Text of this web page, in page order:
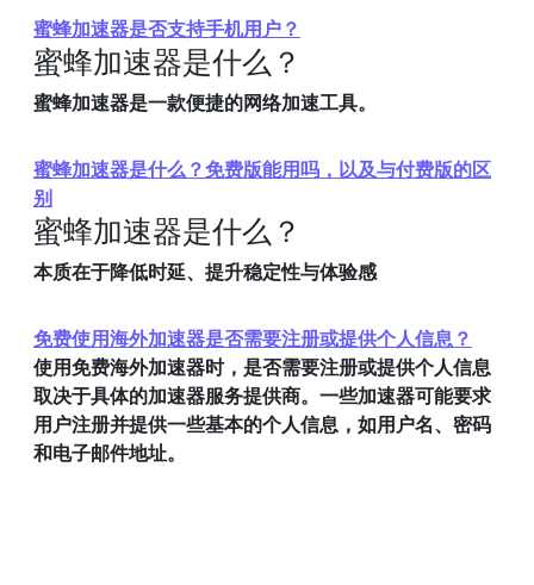
蜜蜂加速器是否支持手机用户？
蜜蜂加速器是什么？
蜜蜂加速器是一款便捷的网络加速工具。
蜜蜂加速器是什么？免费版能用吗，以及与付费版的区
别
蜜蜂加速器是什么？
本质在于降低时延、提升稳定性与体验感
免费使用海外加速器是否需要注册或提供个人信息？
使用免费海外加速器时，是否需要注册或提供个人信息
取决于具体的加速器服务提供商。一些加速器可能要求
用户注册并提供一些基本的个人信息，如用户名、密码
和电子邮件地址。